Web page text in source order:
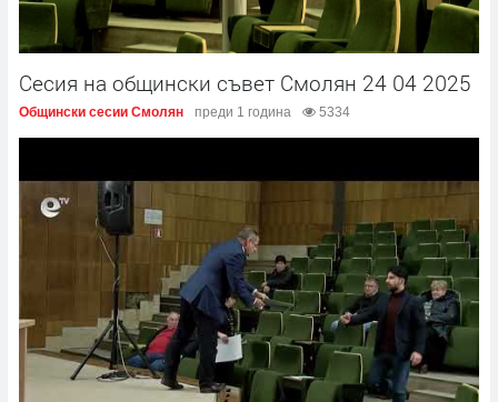
Сесия на общински съвет Смолян 24 04 2025
Общински сесии Смолян преди 1 година 5334